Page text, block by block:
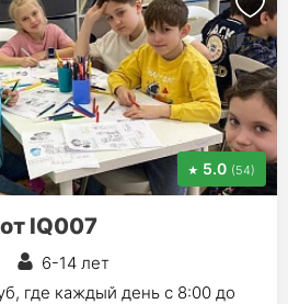
5.0 (54)
IQ007
6-14 лет
где каждый день с 8:00 до